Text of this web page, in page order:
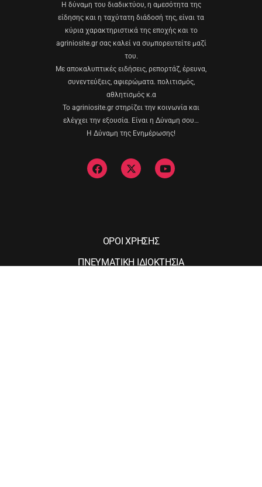
Η δύναμη του διαδικτύου, η αμεσότητα της
είδησης και η ταχύτατη διάδοσή της, είναι τα
κύρια χαρακτηριστικά της εποχής και το
agriniosite.gr σας καλεί να συμπορευτείτε μαζί
του.
Με αποκαλυπτικές ειδήσεις, ρεπορτάζ, έρευνα,
συνεντεύξεις, αφιερώματα. πολιτισμός,
αθλητισμός κ.α
Το agriniosite.gr στηρίζει την κοινωνία και
ελέγχει την εξουσία. Είναι η Δύναμη σου…
Η Δύναμη της Ενημέρωσης!
ΟΡΟΙ ΧΡΗΣΗΣ
ΠΝΕΥΜΑΤΙΚΗ ΙΔΙΟΚΤΗΣΙΑ